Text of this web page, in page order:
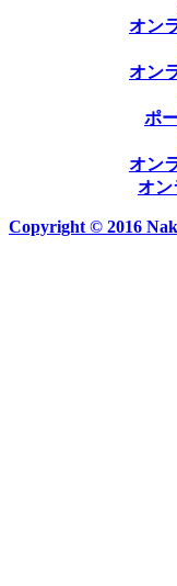
オン
オン
ポ
オン
オン
Copyright © 2016